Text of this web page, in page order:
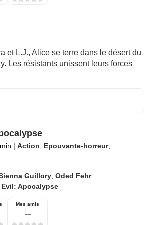
et L.J., Alice se terre dans le désert du
Les résistants unissent leurs forces
| Action, Epouvante-horreur,
Guillory, Oded Fehr
Evil: Apocalypse
Mes amis
--